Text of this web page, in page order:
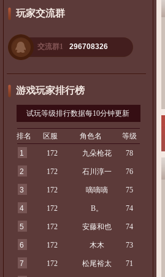
玩家交流群
交流群1 296708326
游戏玩家排行榜
试玩等级排行数据每10分钟更新
排名 区服 角色名
等级
1
172 九朵枪花 78
2 172 石川淳一 76
3 172 嘀嘀嘀 75
4 172 B。 74
5 172 安藤和也 74
6 172 木木 73
7 172 松尾裕太 71